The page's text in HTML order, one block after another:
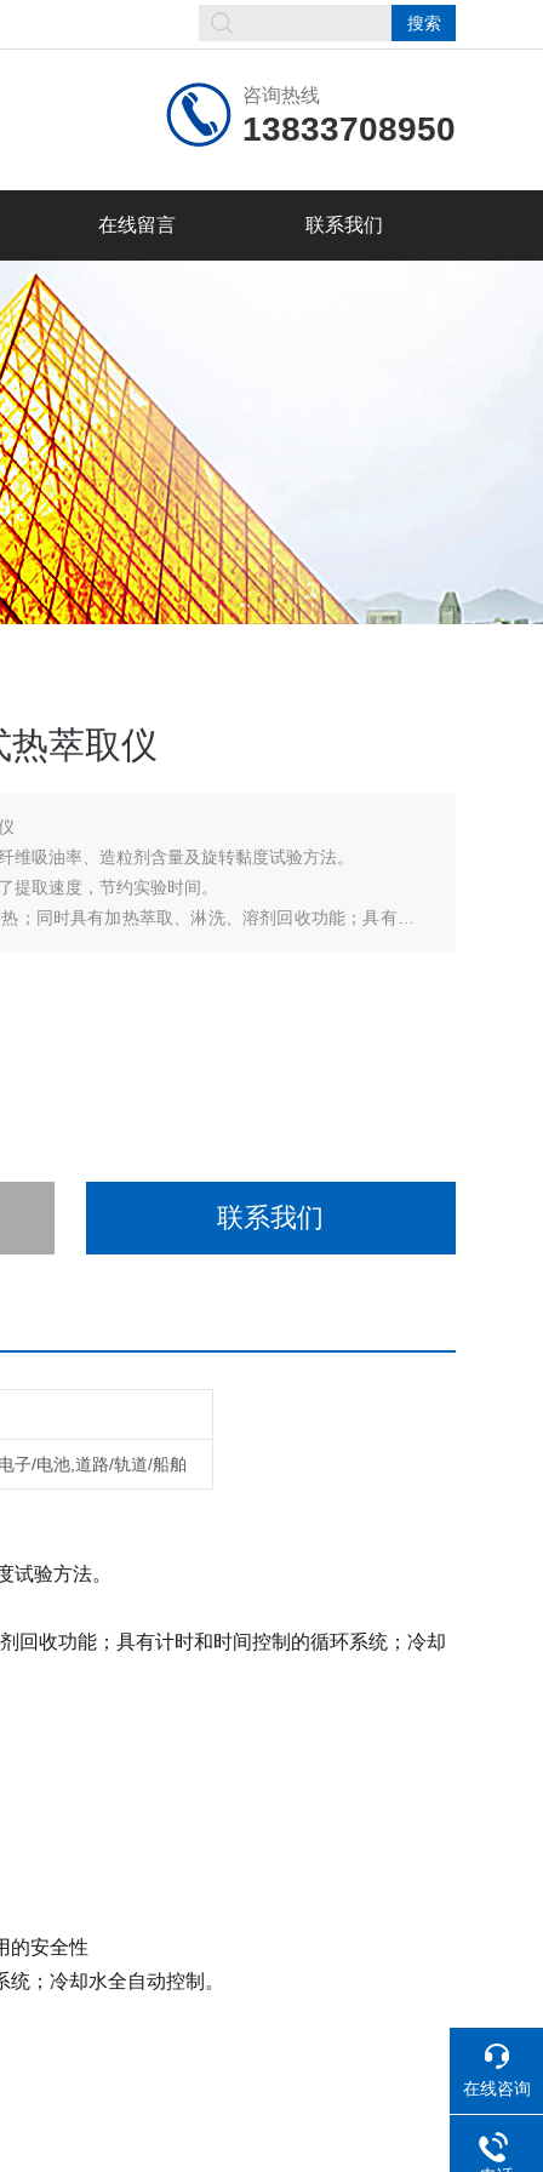
咨询热线
13833708950
在线留言 联系我们
热萃取仪
吸油率、造粒剂含量及旋转黏度试验方法。
提取速度，节约实验时间。
；同时具有加热萃取、淋洗、溶剂回收功能；具有计时
联系我们
子/电池,道路/轨道/船舶
试验方法。
回收功能；具有计时和时间控制的循环系统；冷却
的安全性
；冷却水全自动控制。
在线咨询